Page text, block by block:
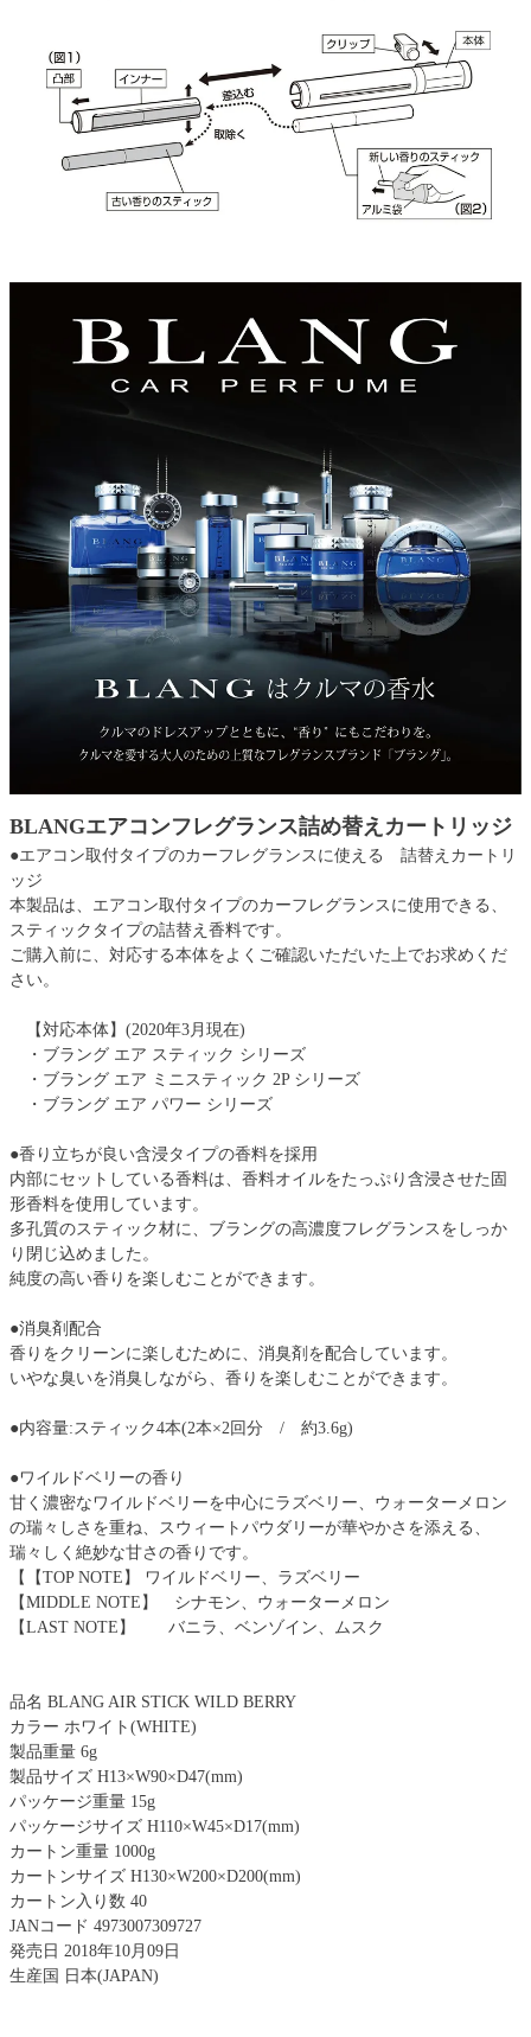
BLANGエアコンフレグランス詰め替えカートリッジ
●エアコン取付タイプのカーフレグランスに使える 詰替えカートリ
ッジ
本製品は、エアコン取付タイプのカーフレグランスに使用できる、
スティックタイプの詰替え香料です。
ご購入前に、対応する本体をよくご確認いただいた上でお求めくだ
さい。
【対応本体】(2020年3月現在)
・ブラング エア スティック シリーズ
・ブラング エア ミニスティック 2P シリーズ
・ブラング エア パワー シリーズ
●香り立ちが良い含浸タイプの香料を採用
内部にセットしている香料は、香料オイルをたっぷり含浸させた固
形香料を使用しています。
多孔質のスティック材に、ブラングの高濃度フレグランスをしっか
り閉じ込めました。
純度の高い香りを楽しむことができます。
●消臭剤配合
香りをクリーンに楽しむために、消臭剤を配合しています。
いやな臭いを消臭しながら、香りを楽しむことができます。
●内容量:スティック4本(2本×2回分 / 約3.6g)
●ワイルドベリーの香り
甘く濃密なワイルドベリーを中心にラズベリー、ウォーターメロン
の瑞々しさを重ね、スウィートパウダリーが華やかさを添える、
瑞々しく絶妙な甘さの香りです。
【【TOP NOTE】 ワイルドベリー、ラズベリー
【MIDDLE NOTE】 シナモン、ウォーターメロン
【LAST NOTE】 バニラ、ベンゾイン、ムスク
品名 BLANG AIR STICK WILD BERRY
カラー ホワイト(WHITE)
製品重量 6g
製品サイズ H13×W90×D47(mm)
パッケージ重量 15g
パッケージサイズ H110×W45×D17(mm)
カートン重量 1000g
カートンサイズ H130×W200×D200(mm)
カートン入り数 40
JANコード 4973007309727
発売日 2018年10月09日
生産国 日本(JAPAN)